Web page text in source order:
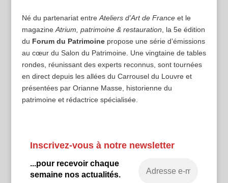
Né du partenariat entreAteliers d’Art de Franceet le
magazineAtrium, patrimoine & restauration, la 5e édition
du Forum du Patrimoinepropose une série d’émissions
au cœur du Salon du Patrimoine. Une vingtaine de tables
rondes, réunissant des experts reconnus, sont tournées
en direct depuis les allées du Carrousel du Louvre et
présentées par Orianne Masse, historienne du
patrimoine et rédactrice spécialisée.
Inscrivez-vous à notre newsletter
...pour recevoir chaque
semaine nos actualités.